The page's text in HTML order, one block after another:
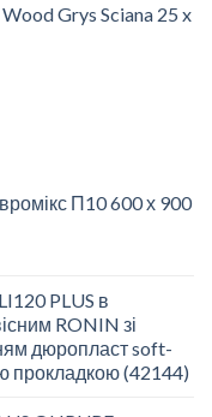
Grys Sciana 25 x
П10 600 х 900
PLUS в
RONIN зі
дюропласт soft-
прокладкою (42144)